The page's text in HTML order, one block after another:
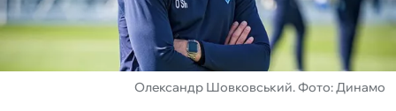
БУКМЕКЕРИ
Олександр Шовковський. Фото: Динамо